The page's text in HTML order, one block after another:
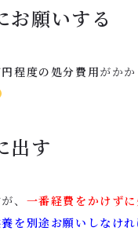
願いする
程度の処分費用がかか
出す
、 一番経費をかけず
を別途お願いしなけ